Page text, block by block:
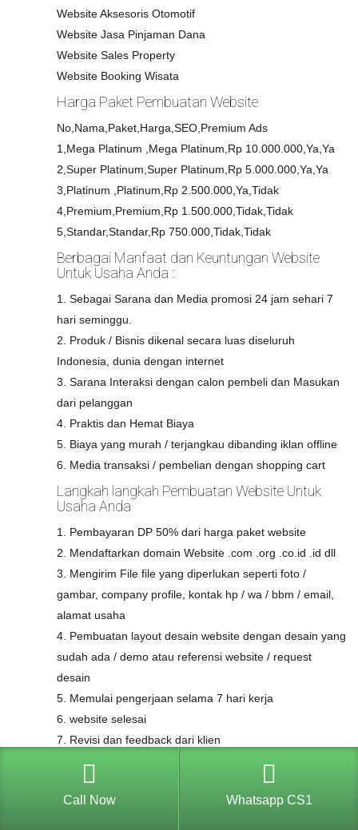
Website Aksesoris Otomotif
Website Jasa Pinjaman Dana
Website Sales Property
Website Booking Wisata
Harga Paket Pembuatan Website
No,Nama,Paket,Harga,SEO,Premium Ads
1,Mega Platinum ,Mega Platinum,Rp 10.000.000,Ya,Ya
2,Super Platinum,Super Platinum,Rp 5.000.000,Ya,Ya
3,Platinum ,Platinum,Rp 2.500.000,Ya,Tidak
4,Premium,Premium,Rp 1.500.000,Tidak,Tidak
5,Standar,Standar,Rp 750.000,Tidak,Tidak
Berbagai Manfaat dan Keuntungan Website
Untuk Usaha Anda :
1. Sebagai Sarana dan Media promosi 24 jam sehari 7
hari seminggu.
2. Produk / Bisnis dikenal secara luas diseluruh
Indonesia, dunia dengan internet
3. Sarana Interaksi dengan calon pembeli dan Masukan
dari pelanggan
4. Praktis dan Hemat Biaya
5. Biaya yang murah / terjangkau dibanding iklan offline
6. Media transaksi / pembelian dengan shopping cart
Langkah langkah Pembuatan Website Untuk
Usaha Anda
1. Pembayaran DP 50% dari harga paket website
2. Mendaftarkan domain Website .com .org .co.id .id dll
3. Mengirim File file yang diperlukan seperti foto /
gambar, company profile, kontak hp / wa / bbm / email,
alamat usaha
4. Pembuatan layout desain website dengan desain yang
sudah ada / demo atau referensi website / request
desain
5. Memulai pengerjaan selama 7 hari kerja
6. website selesai
7. Revisi dan feedback dari klien
9. Website Sudah Jadi
Pelunasan biaya pembuatan web 50%
Call Now Whatsapp CS1